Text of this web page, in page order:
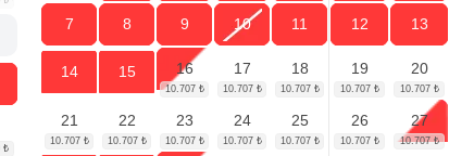
7 8 9 10 11 12 13
14 15 16 17 18 19 20
21 22 23 24 25 26 27